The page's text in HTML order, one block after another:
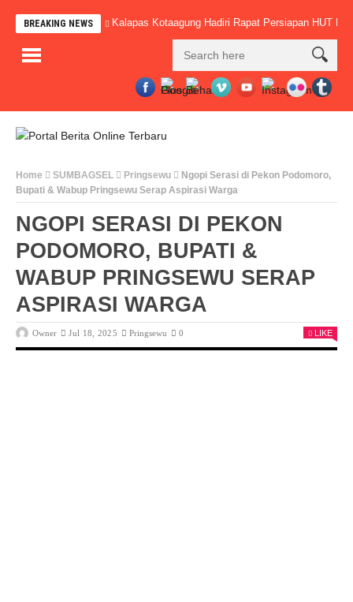
BREAKING NEWS Kalapas Kotaagung Hadiri Rapat Persiapan HUT
Home SUMBAGSEL Pringsewu
Ngopi Serasi di Pekon Podomoro,
Bupati & Wabup Pringsewu Serap Aspirasi Warga
NGOPI SERASI DI PEKON
PODOMORO, BUPATI &
WABUP PRINGSEWU SERAP
ASPIRASI WARGA
Owner Jul 18, 2025 Pringsewu 0 LIKE